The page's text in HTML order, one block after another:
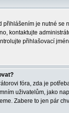
přihlášením je nutné se
kontaktujte
přihlašovací
fóra, zda je
uživatelům, jako
Zabere to jen pár